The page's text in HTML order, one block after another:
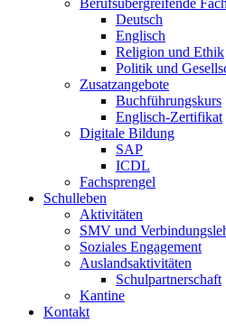
Berufsübergreifende
Deutsch
Englisch
Religion und Ethik
Politik und
Zusatzangebote
Buchführungskurs
Englisch-Zertifikat
Digitale Bildung
SAP
ICDL
Fachsprengel
Schulleben
Aktivitäten
SMV und
Soziales Engagement
Auslandsaktivitäten
Schulpartnerschaft
Kantine
Kontakt